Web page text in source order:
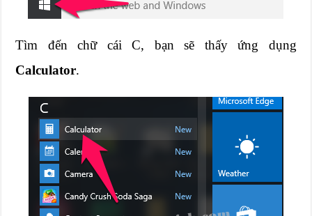
Tìm đến chữ cái C, bạn sẽ thấy ứng dụng
Calculator.